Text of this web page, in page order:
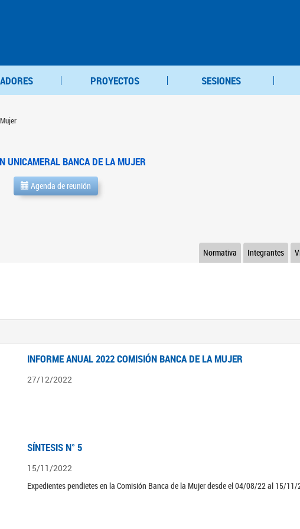
PROYECTOS SESIONES
UNICAMERAL BANCA DE LA MUJER
Agenda de reunión
Integrantes
Normativa
INFORME ANUAL 2022 COMISIÓN BANCA DE LA MUJER
27/12/2022
SÍNTESIS N° 5
15/11/2022
Expedientes pendietes en la Comisión Banca de la Mujer desde el 04/08/22 al 15/